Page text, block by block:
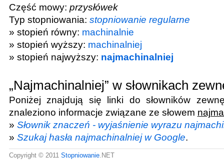
Część mowy: przysłówek
Typ stopniowania: stopniowanie regularne
» stopień równy: machinalnie
» stopień wyższy: machinalniej
» stopień najwyższy: najmachinalniej
„Najmachinalniej” w słownikach
Poniżej znajdują się linki do słowników
znaleziono informacje związane ze słowem
» Słownik znaczeń - wyjaśnienie wyrazu
» Szukaj hasła najmachinalniej w Google.
Copyright © 2011 Stopniowanie.NET